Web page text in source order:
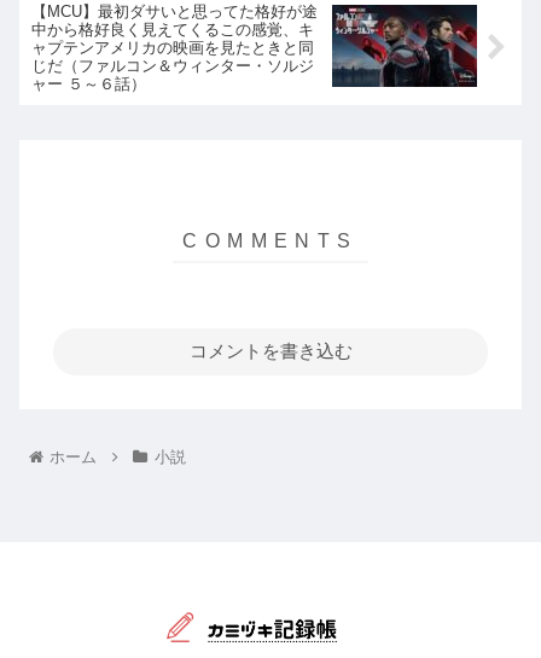
【MCU】最初ダサいと思ってた格好が途
中から格好良く見えてくるこの感覚、キ
ャプテンアメリカの映画を見たときと同
じだ（ファルコン＆ウィンター・ソルジ
ャー ５～６話）
コメントを書き込む
ホーム 小説